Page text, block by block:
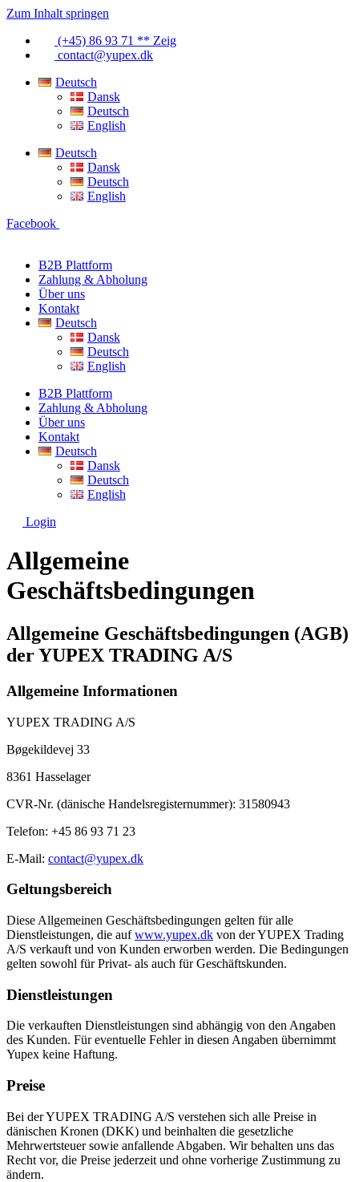
Zum Inhalt springen
(+45) 86 93 71 ** Zeig
contact@yupex.dk
Deutsch
Dansk
Deutsch
English
Deutsch
Dansk
Deutsch
English
Facebook
B2B Plattform
Zahlung & Abholung
Über uns
Kontakt
Deutsch
Dansk
Deutsch
English
B2B Plattform
Zahlung & Abholung
Über uns
Kontakt
Deutsch
Dansk
Deutsch
English
Login
Allgemeine
Geschäftsbedingungen
Allgemeine Geschäftsbedingungen (AGB)
der YUPEX TRADING A/S
Allgemeine Informationen
YUPEX TRADING A/S
Bøgekildevej 33
8361 Hasselager
CVR-Nr. (dänische Handelsregisternummer): 31580943
Telefon: +45 86 93 71 23
E-Mail: contact@yupex.dk
Geltungsbereich
Diese Allgemeinen Geschäftsbedingungen gelten für alle
Dienstleistungen, die aufwww.yupex.dk von der YUPEX Trading
A/S verkauft und von Kunden erworben werden. Die Bedingungen
gelten sowohl für Privat- als auch für Geschäftskunden.
Dienstleistungen
Die verkauften Dienstleistungen sind abhängig von den Angaben
des Kunden. Für eventuelle Fehler in diesen Angaben übernimmt
Yupex keine Haftung.
Preise
Bei der YUPEX TRADING A/S verstehen sich alle Preise in
dänischen Kronen (DKK) und beinhalten die gesetzliche
Mehrwertsteuer sowie anfallende Abgaben. Wir behalten uns das
Recht vor, die Preise jederzeit und ohne vorherige Zustimmung zu
ändern.